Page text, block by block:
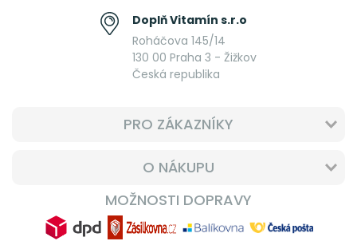
Doplň Vitamín s.r.o
Roháčova 145/14
130 00 Praha 3 - Žižkov
Česká republika
PRO ZÁKAZNÍKY
O NÁKUPU
MOŽNOSTI DOPRAVY